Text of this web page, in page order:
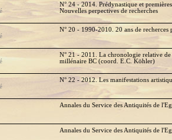
N° 24 - 2014. Prédynastique et
Nouvelles perpectives de recherches
N° 20 - 1990-2010. 20 ans de recherces
N° 21 - 2011. La chronologie relative de
millénaire BC (coord. E.C. Köhler)
N° 22 - 2012. Les manifestations
Annales du Service des Antiquités de
Annales du Service des Antiquités de